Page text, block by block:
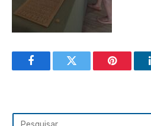
FacebookTwitter Pinterest